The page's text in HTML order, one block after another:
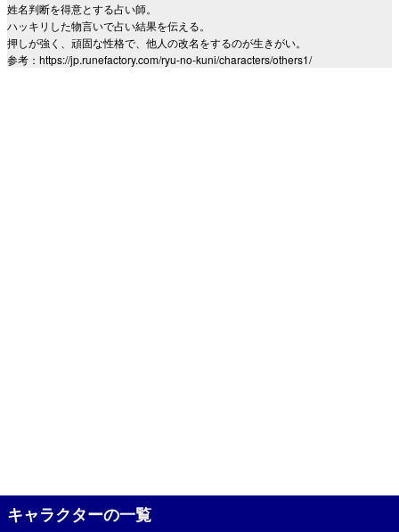
姓名判断を得意とする占い師。
ハッキリした物言いで占い結果を伝える。
押しが強く、頑固な性格で、他人の改名をするのが生きがい。
参考：https://jp.runefactory.com/ryu-no-kuni/characters/others1/
キャラクターの一覧